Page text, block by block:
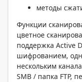
методы
Функции
цветное
поддержка Active
шифрованием,
нескольким
SMB / папка FTP,